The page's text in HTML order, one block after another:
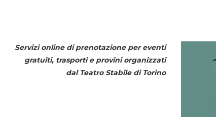
Servizi online di prenotazione per eventi
gratuiti, trasporti e provini organizzati
dal Teatro Stabile di Torino